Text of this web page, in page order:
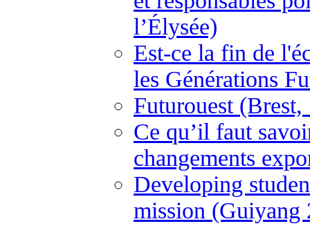
l’Élysée)
Est-ce la fin de
les Générations
Futurouest
Ce qu’il faut
changements
Developing
mission (Guiyang